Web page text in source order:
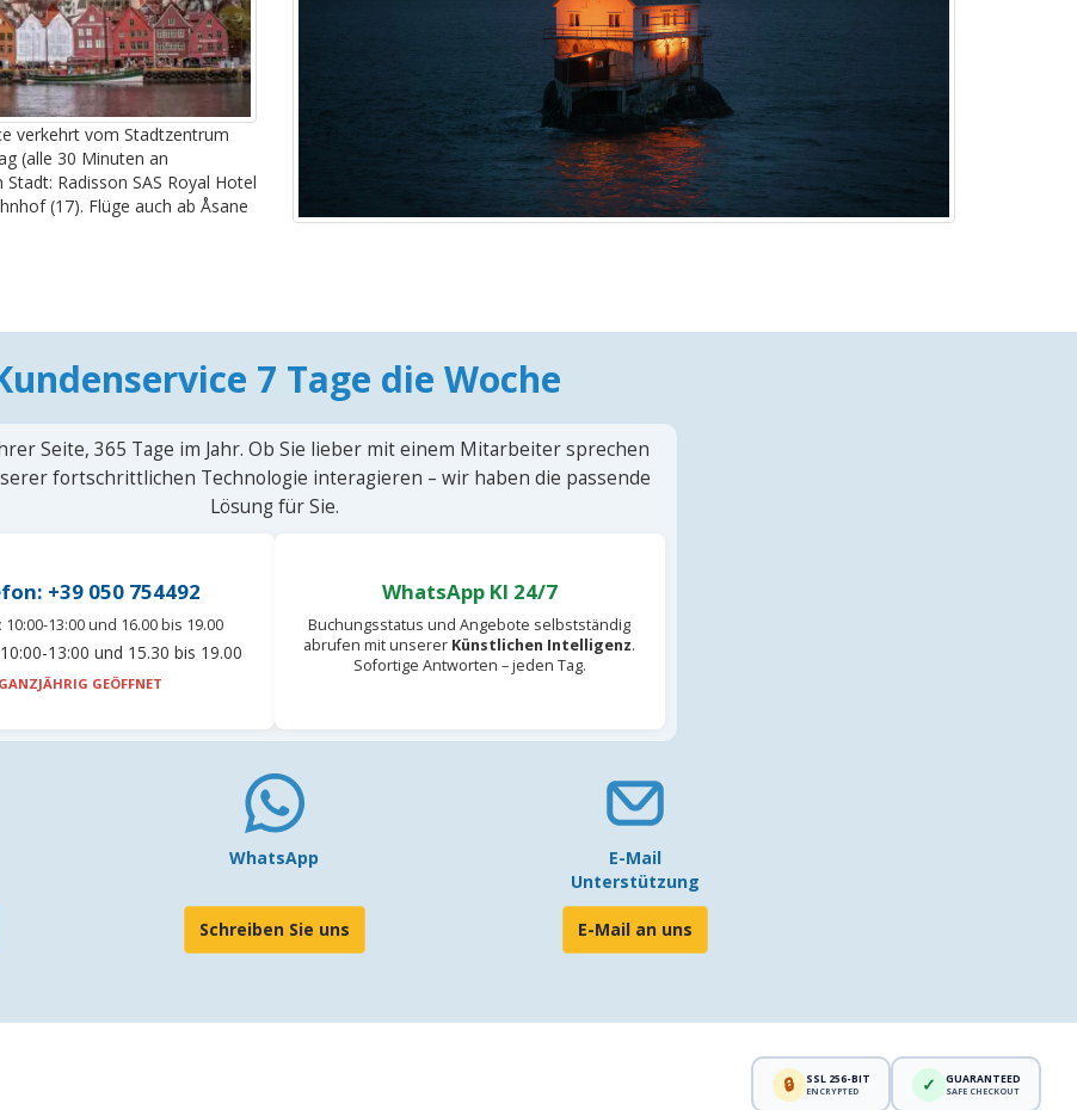
verkehrt vom Stadtzentrum
(alle 30 Minuten an
Radisson SAS Royal Hotel
(17). Flüge auch ab Åsane
7 Tage die Woche
Seite, 365 Tage im Jahr. Ob Sie lieber mit einem Mitarbeiter sprechen
fortschrittlichen Technologie interagieren – wir haben die passende
Lösung für Sie.
+39 050 754492
10:00-13:00 und 16.00 bis 19.00
10:00-13:00 und 15.30 bis 19.00
GANZJÄHRIG GEÖFFNET
WhatsApp KI 24/7
Buchungsstatus und Angebote selbstständig
abrufen mit unserer Künstlichen Intelligenz.
Sofortige Antworten – jeden Tag.
WhatsApp
Schreiben Sie uns
E-Mail
Unterstützung
E-Mail an uns
🔒 SSL 256-BIT
ENCRYPTED ✓ GUARANTEED
SAFE CHECKOUT